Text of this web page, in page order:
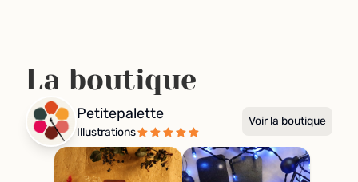
La boutique
Petitepalette
Illustrations
Voir la boutique